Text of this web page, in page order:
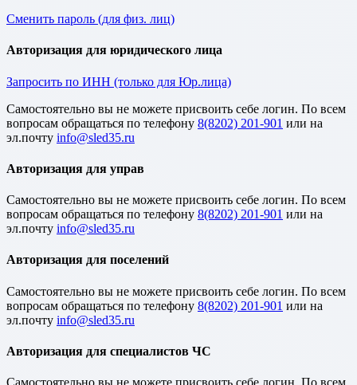
Сменить пароль (для физ. лиц)
Авторизация для юридического лица
Запросить по ИНН (только для Юр.лица)
Cамостоятельно вы не можете присвоить себе логин. По всем
вопросам обращаться по телефону 8(8202) 201-901 или на
эл.почту
Авторизация для управ
Cамостоятельно вы не можете присвоить себе логин. По всем
вопросам обращаться по телефону 8(8202) 201-901 или на
эл.почту
Авторизация для поселений
Cамостоятельно вы не можете присвоить себе логин. По всем
вопросам обращаться по телефону 8(8202) 201-901 или на
эл.почту
Авторизация для специалистов ЧС